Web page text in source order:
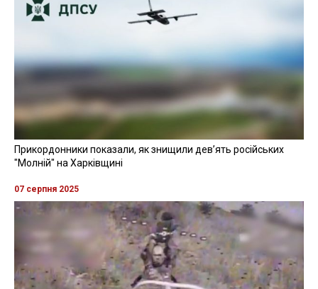
Прикордонники показали, як знищили девʼять російських
"Молній" на Харківщині
07 серпня 2025